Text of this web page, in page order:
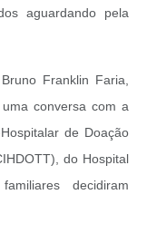
aguardando pela
Franklin Faria,
conversa com a
de Doação
do Hospital
decidiram